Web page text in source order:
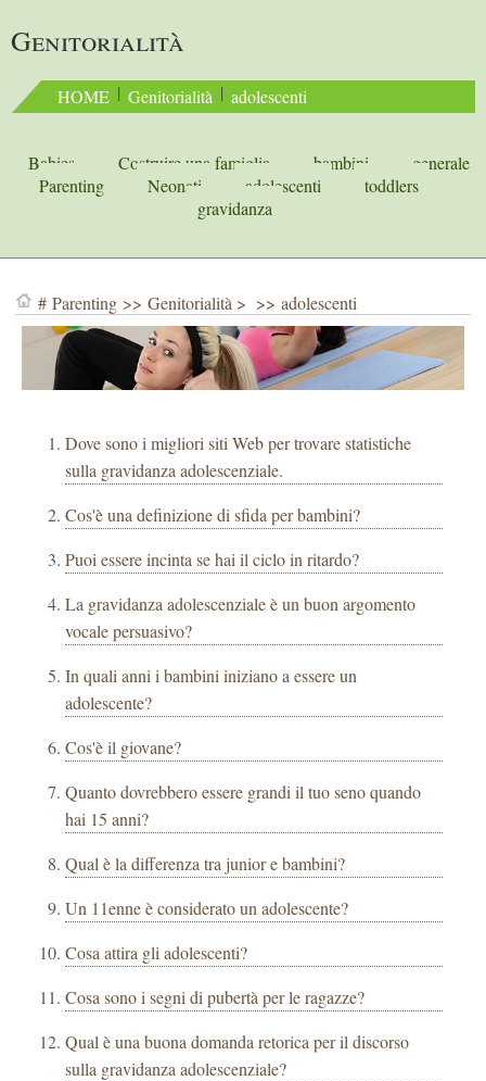
Genitorialità
HOME | Genitorialità | adolescenti
Babies Costruire una famiglia bambini
generale
Parenting
Neonati adolescenti
toddlers
gravidanza
#Parenting >>Genitorialità > >>adolescenti
Dove sono i migliori siti Web per trovare statistiche
sulla gravidanza adolescenziale.
Cos'è una definizione di sfida per bambini?
Puoi essere incinta se hai il ciclo in ritardo?
La gravidanza adolescenziale è un buon argomento
vocale persuasivo?
In quali anni i bambini iniziano a essere un
adolescente?
Cos'è il giovane?
Quanto dovrebbero essere grandi il tuo seno quando
hai 15 anni?
Qual è la differenza tra junior e bambini?
Un 11enne è considerato un adolescente?
Cosa attira gli adolescenti?
Cosa sono i segni di pubertà per le ragazze?
Qual è una buona domanda retorica per il discorso
sulla gravidanza adolescenziale?